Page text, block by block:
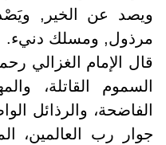
ويصد عن الخير,
مرذول, ومسلك دنيء.
قال الإمام الغزالي
السموم القاتلة،
الفاضحة، والرذائل
جوار رب العالمين،